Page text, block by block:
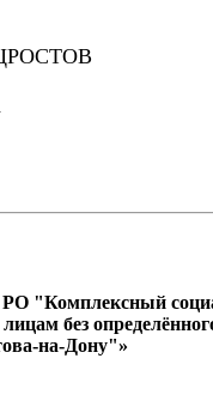
"Комплексный
без
на-Дону"»